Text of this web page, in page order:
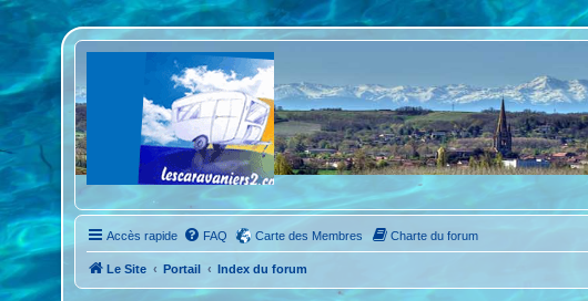
Accès rapide FAQ Carte des Membres Charte du forum
Le Site Portail Index du forum